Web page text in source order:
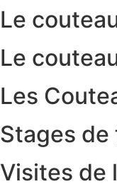
Le
Le
Les
Stages
Visites de